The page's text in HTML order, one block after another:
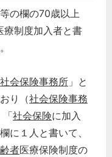
等の欄の70歳以上
療制度加入者と書
社会保険事務所 」と
り（社会保険事務
「社会保険に加入
に１人と書いて、
者医療保険制度の